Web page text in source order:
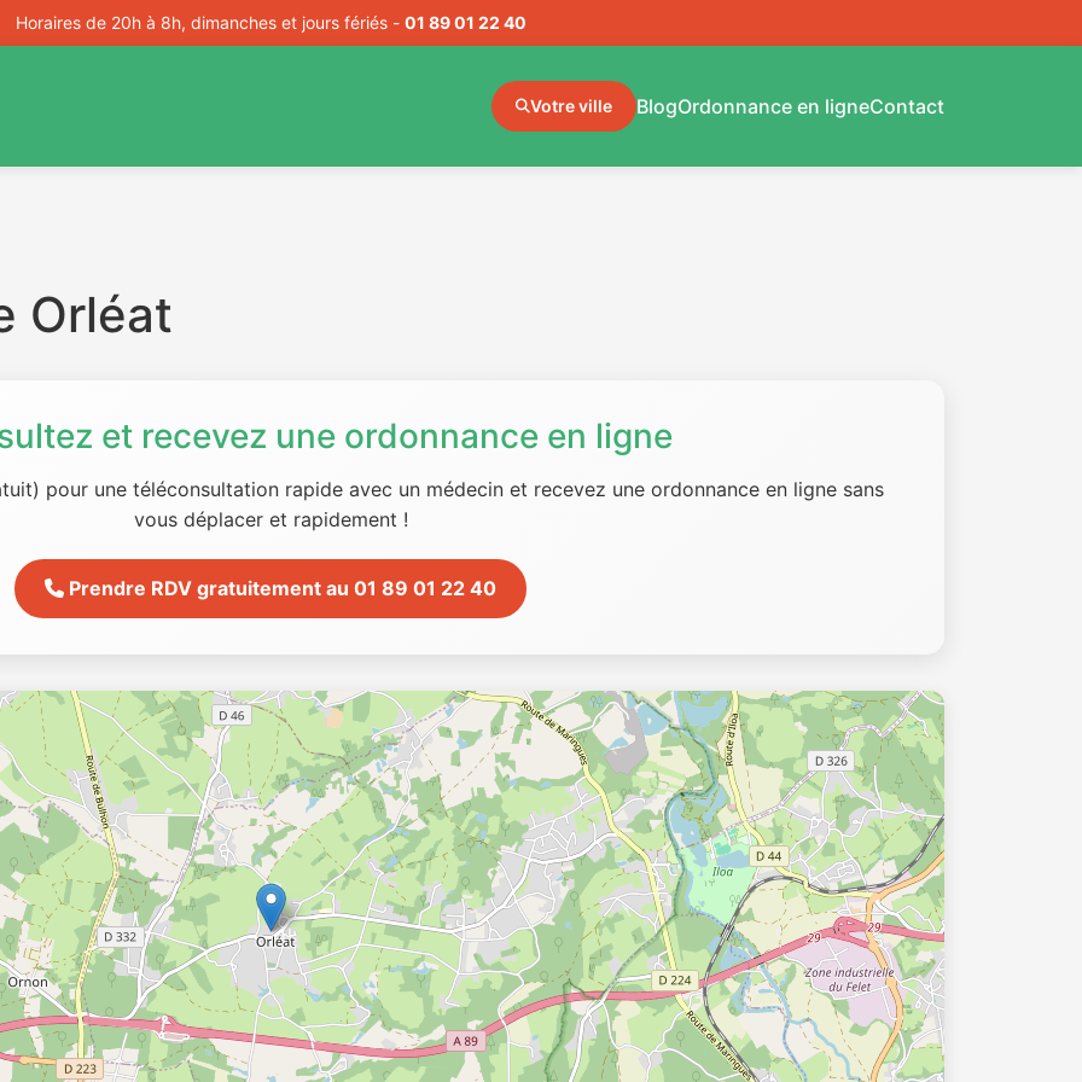
Horaires de 20h à 8h, dimanches et jours fériés - 01 89 01 22 40
Votre ville BlogOrdonnance en ligneContact
Orléat
et recevez une ordonnance en ligne
pour une téléconsultation rapide avec un médecin et recevez une ordonnance en ligne sans
vous déplacer et rapidement !
Prendre RDV gratuitement au 01 89 01 22 40